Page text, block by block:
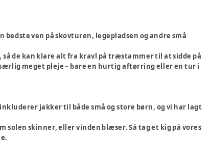
ven på skovturen, legepladsen og andre små
de kan klare alt fra kravl på træstammer til at sidde på
meget pleje – bare en hurtig aftørring eller en tur i
jakker til både små og store børn, og vi har lagt
solen skinner, eller vinden blæser. Så tag et kig på vores